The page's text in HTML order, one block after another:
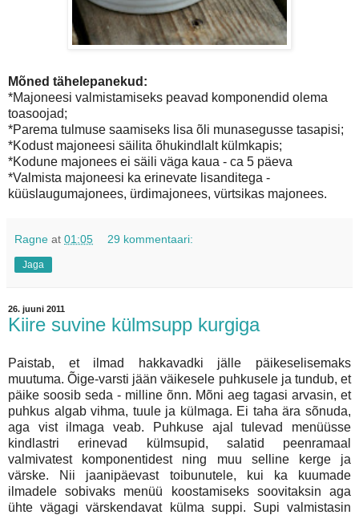
Mõned tähelepanekud:
*Majoneesi valmistamiseks peavad komponendid olema
toasoojad;
*Parema tulmuse saamiseks lisa õli munasegusse tasapisi;
*Kodust majoneesi säilita õhukindlalt külmkapis;
*Kodune majonees ei säili väga kaua - ca 5 päeva
*Valmista majoneesi ka erinevate lisanditega -
küüslaugumajonees, ürdimajonees, vürtsikas majonees.
Ragne at 01:05 29 kommentaari:
Jaga
26. juuni 2011
Kiire suvine külmsupp kurgiga
Paistab, et ilmad hakkavadki jälle päikeselisemaks
muutuma. Õige-varsti jään väikesele puhkusele ja tundub, et
päike soosib seda - milline õnn. Mõni aeg tagasi arvasin, et
puhkus algab vihma, tuule ja külmaga. Ei taha ära sõnuda,
aga vist ilmaga veab. Puhkuse ajal tulevad menüüsse
kindlastri erinevad külmsupid, salatid peenramaal
valmivatest komponentidest ning muu selline kerge ja
värske. Nii jaanipäevast toibunutele, kui ka kuumade
ilmadele sobivaks menüü koostamiseks soovitaksin aga
ühte vägagi värskendavat külma suppi. Supi valmistasin